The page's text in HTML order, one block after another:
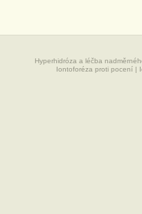
Hyperhidróza a léčba
Iontoforéza proti pocení |